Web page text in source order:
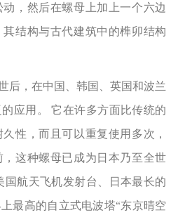
，然后在螺母上加上一个六边
结构与古代建筑中的榫卯结构
后，在中国、韩国、英国和波兰
应用。 它在许多方面比传统的
性，而且可以重复使用多次，
这种螺母已成为日本乃至全世
国航天飞机发射台、日本最长的
最高的自立式电波塔“东京晴空